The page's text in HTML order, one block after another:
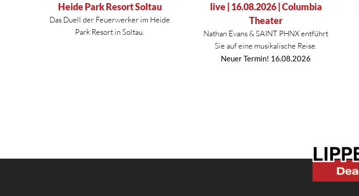
Heide Park Resort Soltau
Das Duell der Feuerwerker im Heide
Park Resort in Soltau.
live | 16.08.2026 | Columbia
Theater
Nathan Evans & SAINT PHNX entführt
Sie auf eine musikalische Reise.
Neuer Termin! 16.08.2026